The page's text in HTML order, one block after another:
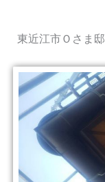
東近江市Ｏさま邸